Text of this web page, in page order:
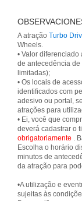
A atração Turbo
Wheels.
• Valor
de antecedência
limitadas);
• Os locais de
identificados com
adesivo ou portal,
atrações para
• Ei, você que
deverá cadastrar o
obrigatoriamente .
Escolha o horário
minutos de
da atração para
•A utilização e
sujeitas às